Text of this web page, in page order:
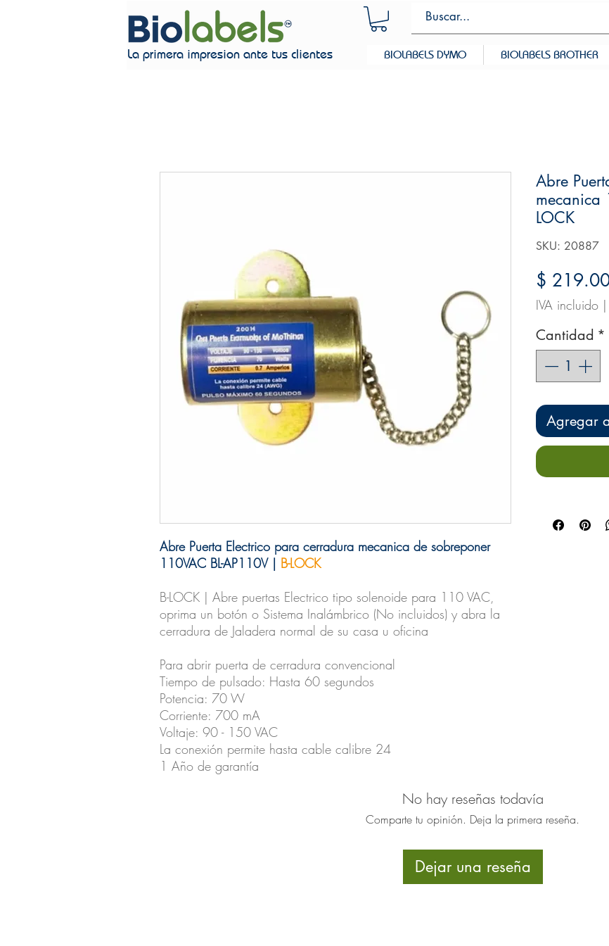
La primera impresion ante tus clientes BIOLABELS DYMO BIOLABELS BROTHER
Abre Puerta Electrico para cerradura mecanica de sobreponer
110VAC BL-AP110V | B-LOCK
B-LOCK | Abre puertas Electrico tipo solenoide para 110 VAC,
oprima un botón o Sistema Inalámbrico (No incluidos) y abra la
cerradura de Jaladera normal de su casa u oficina
Para abrir puerta de cerradura convencional
Tiempo de pulsado: Hasta 60 segundos
Potencia: 70 W
Corriente: 700 mA
Voltaje: 90 - 150 VAC
La conexión permite hasta cable calibre 24
1 Año de garantía
Abre
mecanica
LOCK
SKU: 20887
$
IVA incluido |
Cantidad *
Agregar
No hay reseñas todavía
Comparte tu opinión. Deja la primera reseña.
Dejar una reseña